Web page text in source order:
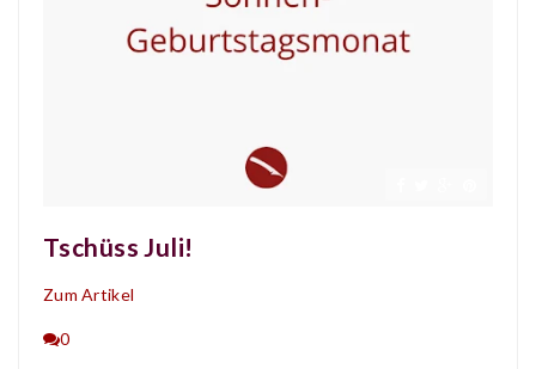
Tschüss Juli!
Zum Artikel
0